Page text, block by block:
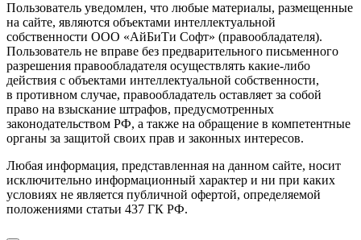
Пользователь уведомлен, что любые материалы, размещенные
на сайте, являются объектами интеллектуальной
собственности ООО «АйБиТи Софт» (правообладателя).
Пользователь не вправе без предварительного письменного
разрешения правообладателя осуществлять какие-либо
действия с объектами интеллектуальной собственности,
в противном случае, правообладатель оставляет за собой
право на взыскание штрафов, предусмотренных
законодательством РФ, а также на обращение в компетентные
органы за защитой своих прав и законных интересов.
Любая информация, представленная на данном сайте, носит
исключительно информационный характер и ни при каких
условиях не является публичной офертой, определяемой
положениями статьи 437 ГК РФ.